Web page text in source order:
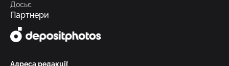
Досьє
Партнери
Адреса редакції